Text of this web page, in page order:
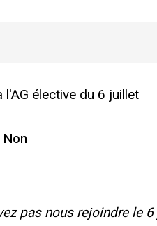
élective du 6 juillet
Non
pas nous rejoindre le